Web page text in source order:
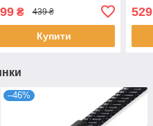
₴ 439 ₴
Купити
529
–46%